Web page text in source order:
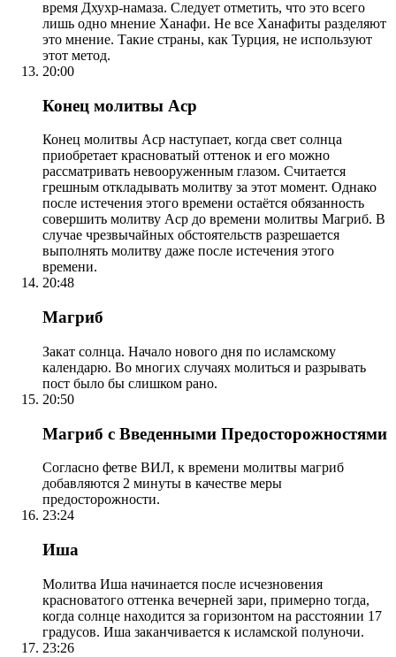
время Дхухр-намаза. Следует отметить, что это всего
лишь одно мнение Ханафи. Не все Ханафиты разделяют
это мнение. Такие страны, как Турция, не используют
этот метод.
20:00
Конец молитвы Аср
Конец молитвы Аср наступает, когда свет солнца
приобретает красноватый оттенок и его можно
рассматривать невооруженным глазом. Считается
грешным откладывать молитву за этот момент. Однако
после истечения этого времени остаётся обязанность
совершить молитву Аср до времени молитвы Магриб. В
случае чрезвычайных обстоятельств разрешается
выполнять молитву даже после истечения этого
времени.
20:48
Магриб
Закат солнца. Начало нового дня по исламскому
календарю. Во многих случаях молиться и разрывать
пост было бы слишком рано.
20:50
Магриб с Введенными Предосторожностями
Согласно фетве ВИЛ, к времени молитвы магриб
добавляются 2 минуты в качестве меры
предосторожности.
23:24
Иша
Молитва Иша начинается после исчезновения
красноватого оттенка вечерней зари, примерно тогда,
когда солнце находится за горизонтом на расстоянии 17
градусов. Иша заканчивается к исламской полуночи.
23:26